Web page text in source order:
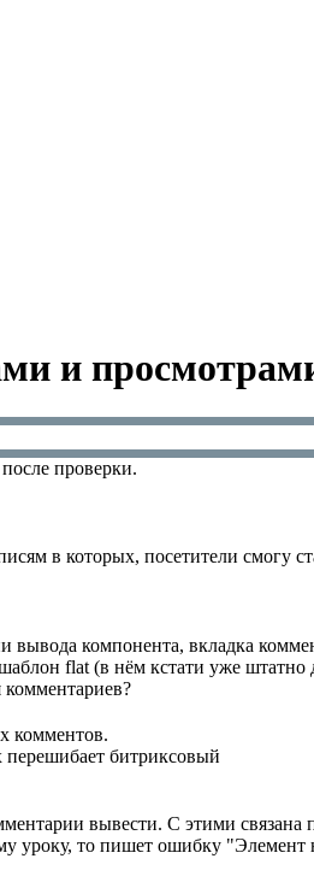
и
проверки.
в которых, посетители смогу
компонента, вкладка
flat (в нём кстати уже
комментов.
битриксовый
вывести. С этими связана
уроку, то пишет ошибку